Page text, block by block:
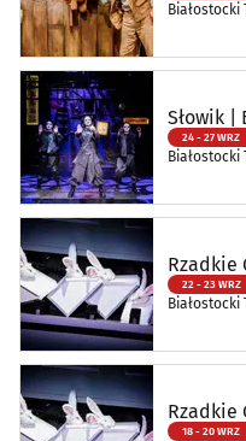
Słowik |
24 - 27 WRZ
Rzadkie
22 - 23 WRZ
Rzadkie
18 - 20 WRZ